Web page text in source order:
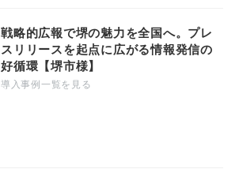
戦略的広報で堺の魅力を全国へ。プレ
スリリースを起点に広がる情報発信の
好循環【堺市様】
導入事例一覧を見る